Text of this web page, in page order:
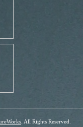
. All Rights Reserved.